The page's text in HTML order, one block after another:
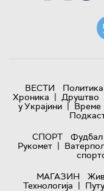
ВЕСТИ Политика
Хроника | Друштво
у Украјини | Време
СПОРТ
Фудбал
Рукомет |
МАГАЗИН
Технологијa |